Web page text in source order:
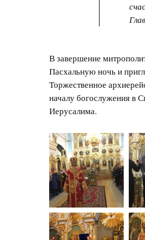
В завершение
Пасхальную ночь и
Торжественное
началу богослужения в
Иерусалима.